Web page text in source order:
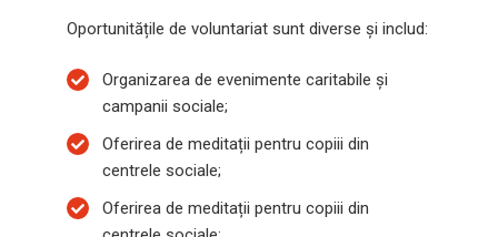
Oportunitățile de voluntariat sunt diverse și includ:
Organizarea de evenimente caritabile și
campanii sociale;
Oferirea de meditații pentru copiii din
centrele sociale;
Oferirea de meditații pentru copiii din